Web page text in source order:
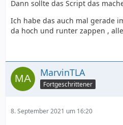
Dann sollte das Script das
Ich habe das auch mal gerade
da hoch und runter zappen ,
MarvinTLA
Fortgeschrittener
8. September 2021 um 16:20